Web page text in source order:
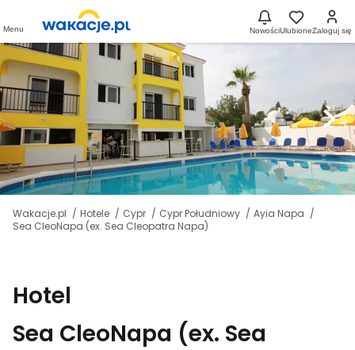
Menu NowościUlubioneZaloguj się
Wakacje.pl Hotele Cypr Cypr Południowy
Ayia Napa
Sea CleoNapa (ex. Sea Cleopatra Napa)
Hotel
Sea CleoNapa (ex. Sea